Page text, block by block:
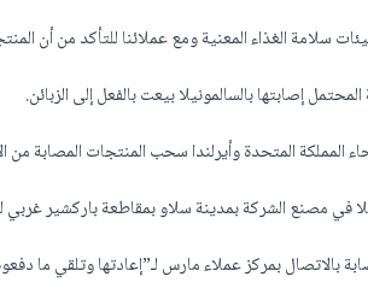
الغذاء المعنية ومع عملائنا للتأكد من أن
إصابتها بالسالمونيلا بيعت بالفعل إلى الزبائن.
المتحدة وأيرلندا سحب المنتجات المصابة من
في مصنع الشركة بمدينة سلاو بمقاطعة باركشير غربي
بالاتصال بمركز عملاء مارس لـ”إعادتها وتلقي ما